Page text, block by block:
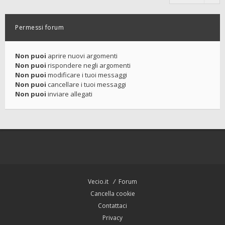
Permessi forum
Non puoi aprire nuovi argomenti
Non puoi rispondere negli argomenti
Non puoi modificare i tuoi messaggi
Non puoi cancellare i tuoi messaggi
Non puoi inviare allegati
Vecio.it
Forum
Cancella cookie
Contattaci
Privacy